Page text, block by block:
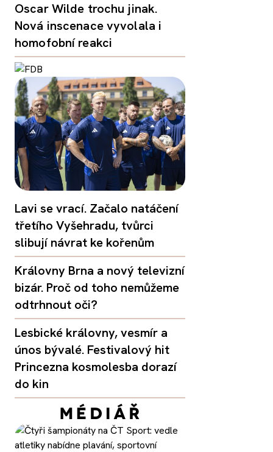
Oscar Wilde trochu jinak.
Nová inscenace vyvolala i
homofobní reakci
Lavi se vrací. Začalo natáčení
třetího Vyšehradu, tvůrci
slibují návrat ke kořenům
Královny Brna a nový televizní
bizár. Proč od toho nemůžeme
odtrhnout oči?
Lesbické královny, vesmír a
únos bývalé. Festivalový hit
Princezna kosmolesba dorazí
do kin